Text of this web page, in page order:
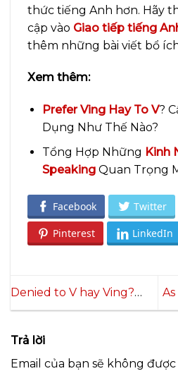
thức tiếng Anh hơn. Hãy
cập vào Giao tiếp tiếng
thêm những bài viết bổ
Xem thêm:
Prefer Ving Hay To V?
Dụng Như Thế Nào?
Tổng Hợp Những Kinh
SpeakingQuan Trọng
Facebook Twitter
Pinterest LinkedIn
Denied to V hay Ving?
Tổng hợp các cấu trúc
Trả lời
Email của bạn sẽ không